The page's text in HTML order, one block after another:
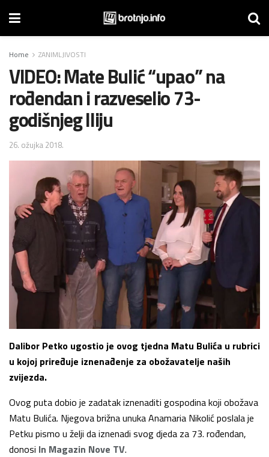
Home ZANIMLJIVOSTI
VIDEO: Mate Bulić “upao” na
rođendan i razveselio 73-
godišnjeg Iliju
26. ožujka 2018.
Dalibor Petko ugostio je ovog tjedna Matu Bulića u rubrici
u kojoj priređuje iznenađenje za obožavatelje naših
zvijezda.
Ovog puta dobio je zadatak iznenaditi gospodina koji obožava
Matu Bulića. Njegova brižna unuka Anamaria Nikolić poslala je
Petku pismo u želji da iznenadi svog djeda za 73. rođendan,
donosi In Magazin Nove TV.